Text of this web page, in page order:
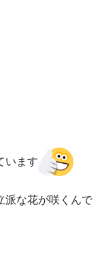
います
派な花が咲くんで